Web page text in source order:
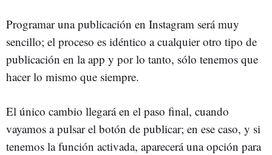
Programar una publicación en Instagram será muy
sencillo; el proceso es idéntico a cualquier otro tipo de
publicación en la app y por lo tanto, sólo tenemos que
hacer lo mismo que siempre.
El único cambio llegará en el paso final, cuando
vayamos a pulsar el botón de publicar; en ese caso, y si
tenemos la función activada, aparecerá una opción para